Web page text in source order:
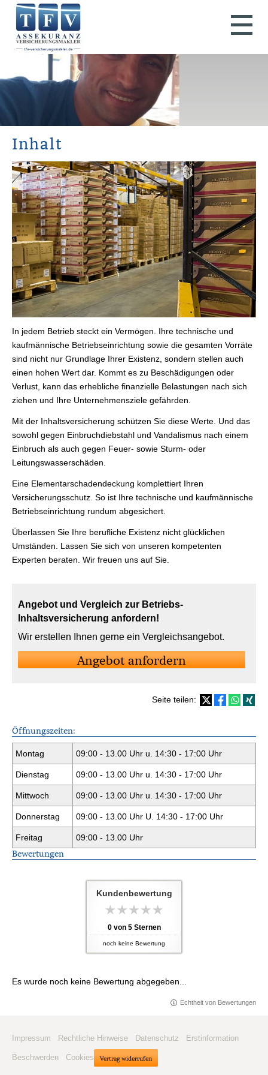
Inhalt
In jedem Betrieb steckt ein Vermögen. Ihre technische und
kaufmännische Betriebseinrichtung sowie die gesamten Vorräte
sind nicht nur Grundlage Ihrer Existenz, sondern stellen auch
einen hohen Wert dar. Kommt es zu Beschädigungen oder
Verlust, kann das erhebliche finanzielle Belastungen nach sich
ziehen und Ihre Unternehmensziele gefährden.
Mit der Inhaltsversicherung schützen Sie diese Werte. Und das
sowohl gegen Einbruchdiebstahl und Vandalismus nach einem
Einbruch als auch gegen Feuer- sowie Sturm- oder
Leitungswasserschäden.
Eine Elementarschadendeckung komplettiert Ihren
Versicherungsschutz. So ist Ihre technische und kaufmännische
Betriebseinrichtung rundum abgesichert.
Überlassen Sie Ihre berufliche Existenz nicht glücklichen
Umständen. Lassen Sie sich von unseren kompetenten
Experten beraten. Wir freuen uns auf Sie.
Angebot und Vergleich zur Betriebs-
Inhaltsversicherung anfordern!
Wir erstellen Ihnen gerne ein Vergleichsangebot.
An­ge­bot an­for­dern
Seite teilen:
Öffnungszeiten:
Montag 09:00 - 13.00 Uhr u. 14:30 - 17:00 Uhr
Dienstag 09:00 - 13.00 Uhr u. 14:30 - 17:00 Uhr
Mittwoch 09:00 - 13.00 Uhr u. 14:30 - 17:00 Uhr
Donnerstag 09:00 - 13.00 Uhr U. 14:30 - 17:00 Uhr
Freitag 09:00 - 13.00 Uhr
Bewertungen
Kundenbewertung
0von 5Sternen
noch keine Bewertung
Es wurde noch keine Bewertung abgegeben...
Echtheit von Bewertungen
Impressum Rechtliche Hinweise Datenschutz Erstinformation
Beschwerden Cookies Vertrag widerrufen